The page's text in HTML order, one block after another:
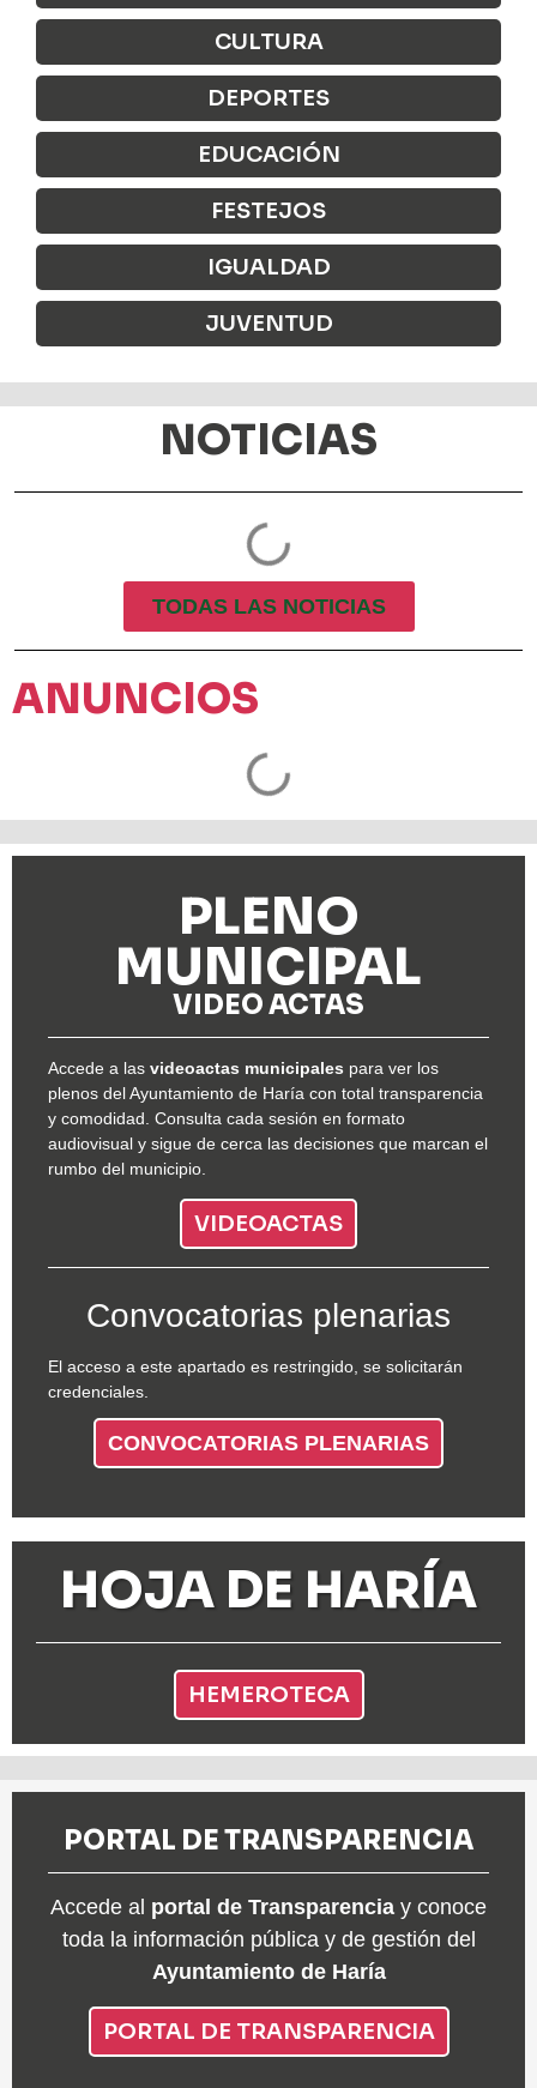
CULTURA
DEPORTES
EDUCACIÓN
FESTEJOS
IGUALDAD
JUVENTUD
NOTICIAS
TODAS LAS NOTICIAS
ANUNCIOS
PLENO
MUNICIPAL
VIDEO ACTAS
Accede a las videoactas municipales para ver los
plenos del Ayuntamiento de Haría con total transparencia
y comodidad. Consulta cada sesión en formato
audiovisual y sigue de cerca las decisiones que marcan el
rumbo del municipio.
VIDEOACTAS
Convocatorias plenarias
El acceso a este apartado es restringido, se solicitarán
credenciales.
CONVOCATORIAS PLENARIAS
HOJA DE HARÍA
HEMEROTECA
PORTAL DE TRANSPARENCIA
Accede al portal de Transparencia y conoce
toda la información pública y de gestión del
Ayuntamiento de Haría
PORTAL DE TRANSPARENCIA